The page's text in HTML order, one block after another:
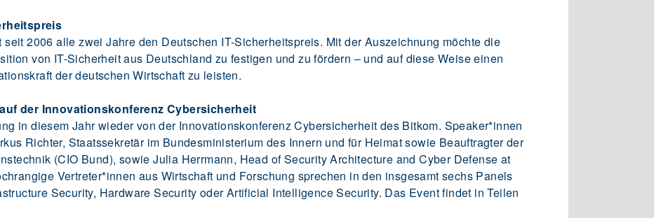
2006 alle zwei Jahre den Deutschen IT-Sicherheitspreis. Mit der Auszeichnung möchte die
von IT-Sicherheit aus Deutschland zu festigen und zu fördern – und auf diese Weise einen
der deutschen Wirtschaft zu leisten.
der Innovationskonferenz Cybersicherheit
in diesem Jahr wieder von der Innovationskonferenz Cybersicherheit des Bitkom. Speaker*innen
Richter, Staatssekretär im Bundesministerium des Innern und für Heimat sowie Beauftragter der
(CIO Bund), sowie Julia Herrmann, Head of Security Architecture and Cyber Defense at
Vertreter*innen aus Wirtschaft und Forschung sprechen in den insgesamt sechs Panels
Security, Hardware Security oder Artificial Intelligence Security. Das Event findet in Teilen